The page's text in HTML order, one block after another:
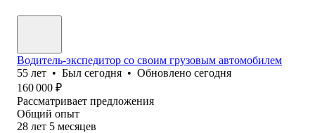
Водитель-экспедитор со своим грузовым автомобилем
55 лет • Был сегодня • Обновлено сегодня
160 000 ₽
Рассматривает предложения
Общий опыт
28 лет 5 месяцев